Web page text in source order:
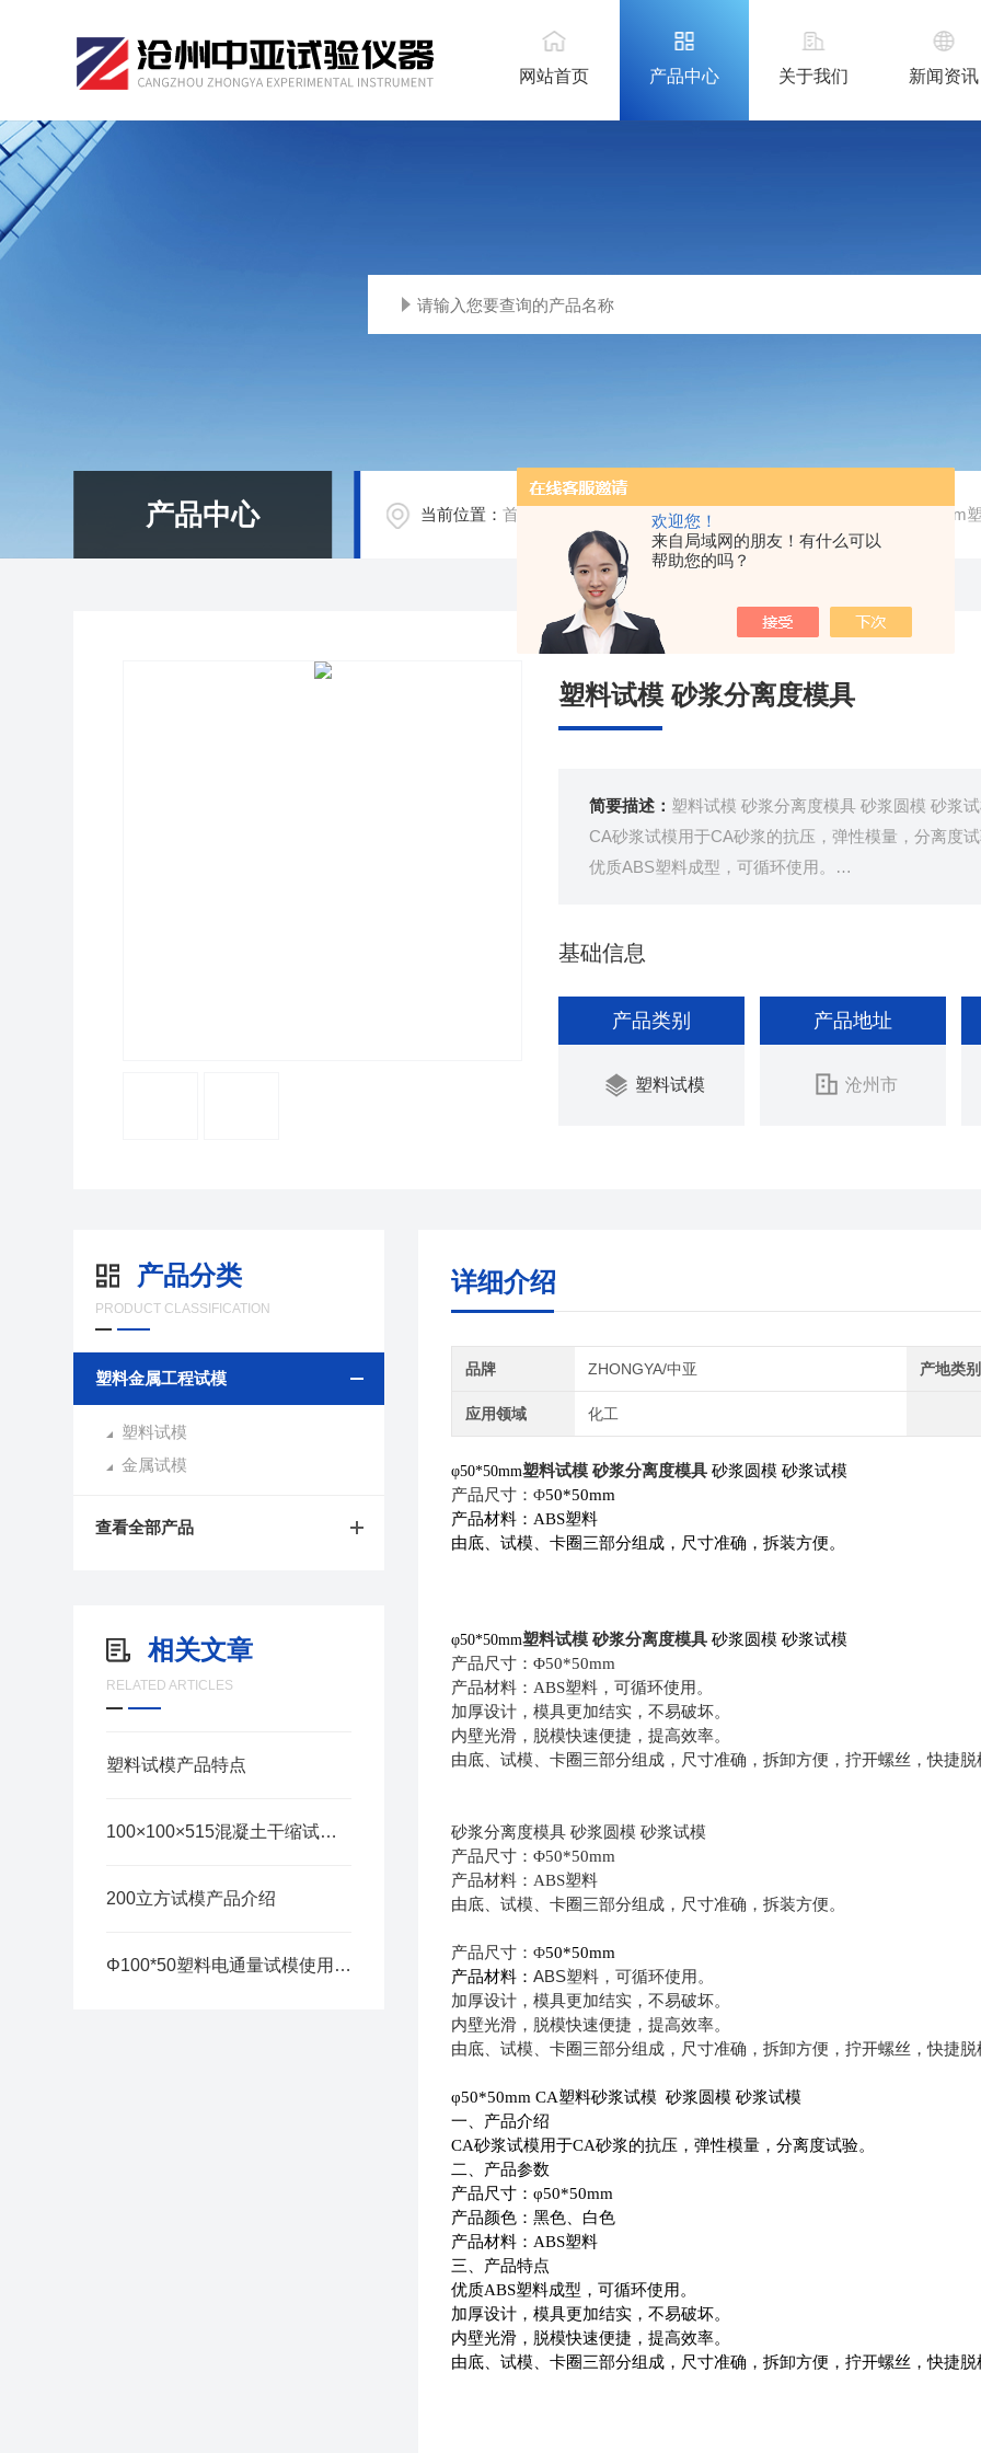
欢迎您！
来自局域网的朋友！有什么可以
帮助您的吗？
网站首页 产品中心 关于我们 新闻资讯
产品中心 当前位置：首页 塑料金属工程试模 / φ50*50mm
塑料试模 砂浆分离度模具
简要描述： 塑料试模 砂浆分离度模具 砂浆圆模 砂浆
CA砂浆试模用于CA砂浆的抗压，弹性模量，分离度
优质ABS塑料成型，可循环使用。
由底、试模、卡圈三部分组成，尺寸准确，拆装方便
基础信息
产品类别
塑料试模
产品地址
沧州市
产品分类
PRODUCT CLASSIFICATION
塑料金属工程试模
塑料试模
金属试模
查看全部产品
相关文章
RELATED ARTICLES
塑料试模产品特点
100×100×515混凝土干缩试模使用说明
200立方试模产品介绍
Φ100*50塑料电通量试模使用说明
详细介绍
品牌 ZHONGYA/中亚 产地类别
应用领域 化工
φ50*50mm塑料试模 砂浆分离度模具 砂浆圆模 砂浆试模
产品尺寸：Φ50*50mm
产品材料： ABS塑料
由底、试模、卡圈三部分组成，尺寸准确，拆装方便。
φ50*50mm塑料试模 砂浆分离度模具 砂浆圆模 砂浆试模
产品尺寸：Φ50*50mm
产品材料：ABS塑料，可循环使用。
加厚设计，模具更加结实，不易破坏。
内壁光滑，脱模快速便捷，提高效率。
由底、试模、卡圈三部分组成，尺寸准确，拆卸方便，拧开螺丝，快捷脱
砂浆分离度模具 砂浆圆模 砂浆试模
产品尺寸：Φ50*50mm
产品材料：ABS塑料
由底、试模、卡圈三部分组成，尺寸准确，拆装方便。
产品尺寸：Φ50*50mm
产品材料： ABS塑料，可循环使用。
加厚设计，模具更加结实，不易破坏。
内壁光滑，脱模快速便捷，提高效率。
由底、试模、卡圈三部分组成，尺寸准确，拆卸方便，拧开螺丝，快捷脱
φ50*50mm CA塑料砂浆试模 砂浆圆模 砂浆试模
一、产品介绍
CA砂浆试模用于CA砂浆的抗压，弹性模量，分离度试验。
二、产品参数
产品尺寸：φ50*50mm
产品颜色：黑色、白色
产品材料： ABS塑料
三、产品特点
优质ABS塑料成型，可循环使用。
加厚设计，模具更加结实，不易破坏。
内壁光滑，脱模快速便捷，提高效率。
由底、试模、卡圈三部分组成，尺寸准确，拆卸方便，拧开螺丝，快捷脱